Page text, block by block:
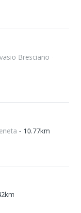
Bresciano -
- 10.77km